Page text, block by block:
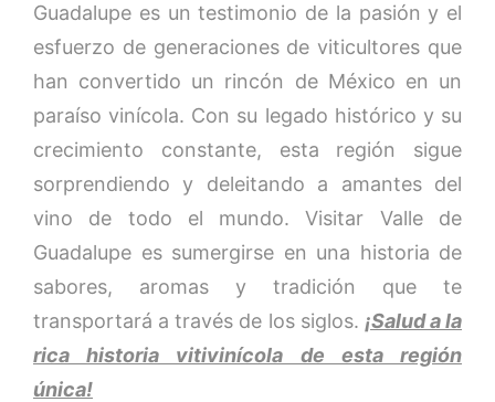
Guadalupe es un testimonio de la pasión y el
esfuerzo de generaciones de viticultores que
han convertido un rincón de México en un
paraíso vinícola. Con su legado histórico y su
crecimiento constante, esta región sigue
sorprendiendo y deleitando a amantes del
vino de todo el mundo. Visitar Valle de
Guadalupe es sumergirse en una historia de
sabores, aromas y tradición que te
transportará a través de los siglos. ¡Salud a la
rica historia vitivinícola de esta región
única!